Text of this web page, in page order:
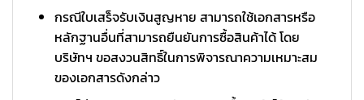
กรณีใบเสร็จรับเงินสูญหาย สามารถใช้เอกสารหรือ
หลักฐานอื่นที่สามารถยืนยันการซื้อสินค้าได้ โดย
บริษัทฯ ขอสงวนสิทธิ์ในการพิจารณาความเหมาะสม
ของเอกสารดังกล่าว